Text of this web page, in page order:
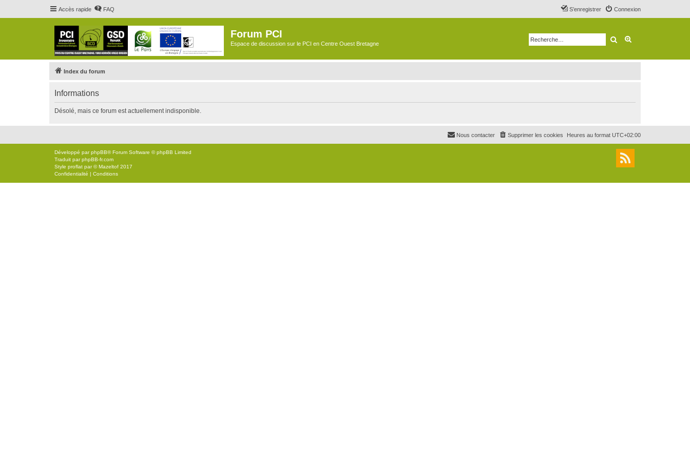
Accès rapide FAQ Connexion
S’enregistrer
Forum PCI
Espace de discussion sur le PCI en Centre Ouest Bretagne Rechercher
Index du forum
Informations
Désolé, mais ce forum est actuellement indisponible.
Heures au format UTC+02:00
Supprimer les cookies
Nous contacter
Développé parphpBB® Forum Software © phpBB Limited
Traduit parphpBB-fr.com
Style proflat par ©Mazeltof 2017
Confidentialité | Conditions